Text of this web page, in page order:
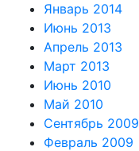
Январь 2014
Июнь 2013
Апрель 2013
Март 2013
Июнь 2010
Май 2010
Сентябрь 2009
Февраль 2009